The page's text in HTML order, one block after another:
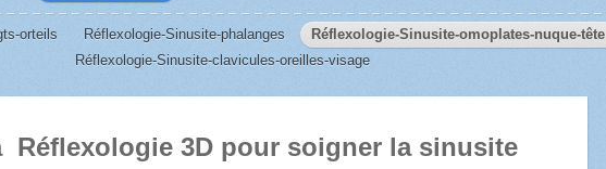
orteils Réflexologie-Sinusite-phalanges
Réflexologie-Sinusite-omoplates-nuque-tête
Réflexologie-Sinusite-clavicules-oreilles-visage
Réflexologie 3D pour soigner la sinusite